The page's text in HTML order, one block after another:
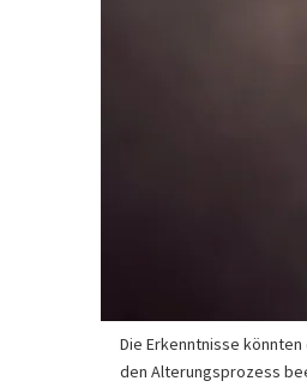
Die Erkenntnisse
den Alterungsprozess